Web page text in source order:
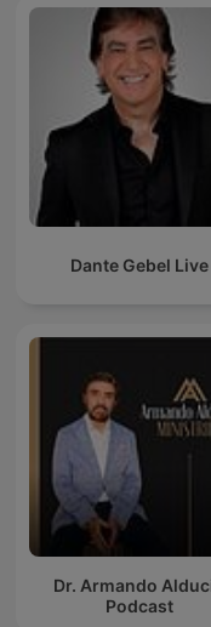
Dante Gebel Live
Dr. Armando
Podcast